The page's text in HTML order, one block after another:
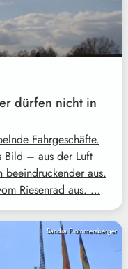
dürfen nicht in
Fahrgeschäfte.
Bild – aus der Luft
beeindruckender aus.
Riesenrad aus. …
Sandra Prommersberger